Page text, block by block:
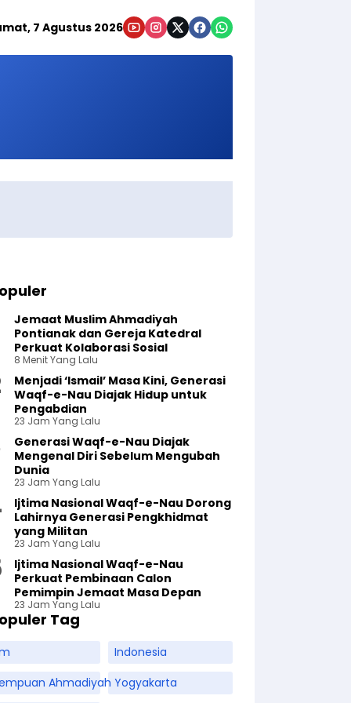
7 Agustus 2026
Jemaat Muslim Ahmadiyah
Pontianak dan Gereja Katedral
Perkuat Kolaborasi Sosial
8 Menit Yang Lalu
Menjadi ‘Ismail’ Masa Kini, Generasi
Waqf-e-Nau Diajak Hidup untuk
Pengabdian
23 Jam Yang Lalu
Generasi Waqf-e-Nau Diajak
Mengenal Diri Sebelum Mengubah
Dunia
23 Jam Yang Lalu
Ijtima Nasional Waqf-e-Nau Dorong
Lahirnya Generasi Pengkhidmat
yang Militan
23 Jam Yang Lalu
Ijtima Nasional Waqf-e-Nau
Perkuat Pembinaan Calon
Pemimpin Jemaat Masa Depan
23 Jam Yang Lalu
Tag
Indonesia
Ahmadiyah Yogyakarta